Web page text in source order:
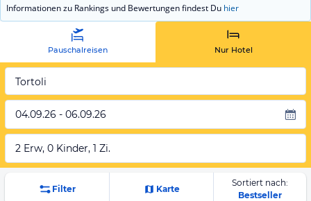
Informationen zu Rankings und Bewertungen findest Du hier
Pauschalreisen Nur Hotel
Tortoli
04.09.26 - 06.09.26
2 Erw, 0 Kinder, 1 Zi.
Filter Karte
Sortiert nach:
Bestseller